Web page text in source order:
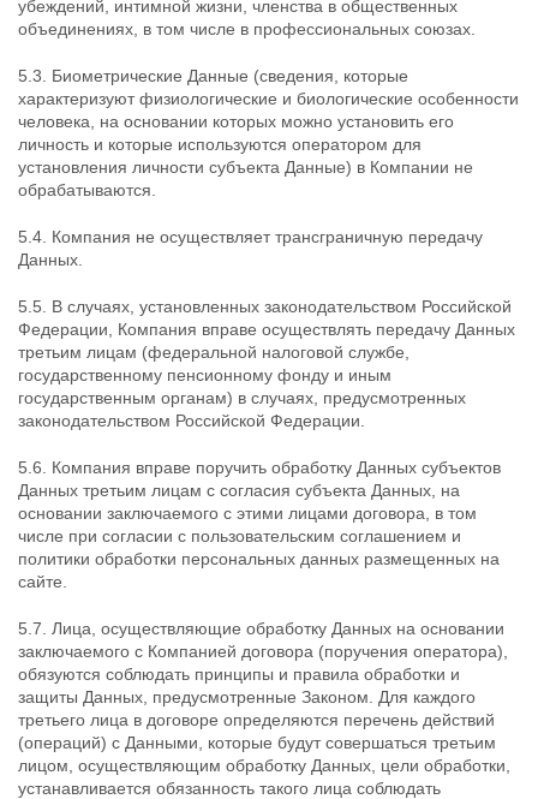
убеждений, интимной жизни, членства в общественных
объединениях, в том числе в профессиональных союзах.
5.3. Биометрические Данные (сведения, которые
характеризуют физиологические и биологические особенности
человека, на основании которых можно установить его
личность и которые используются оператором для
установления личности субъекта Данные) в Компании не
обрабатываются.
5.4. Компания не осуществляет трансграничную передачу
Данных.
5.5. В случаях, установленных законодательством Российской
Федерации, Компания вправе осуществлять передачу Данных
третьим лицам (федеральной налоговой службе,
государственному пенсионному фонду и иным
государственным органам) в случаях, предусмотренных
законодательством Российской Федерации.
5.6. Компания вправе поручить обработку Данных субъектов
Данных третьим лицам с согласия субъекта Данных, на
основании заключаемого с этими лицами договора, в том
числе при согласии с пользовательским соглашением и
политики обработки персональных данных размещенных на
сайте.
5.7. Лица, осуществляющие обработку Данных на основании
заключаемого с Компанией договора (поручения оператора),
обязуются соблюдать принципы и правила обработки и
защиты Данных, предусмотренные Законом. Для каждого
третьего лица в договоре определяются перечень действий
(операций) с Данными, которые будут совершаться третьим
лицом, осуществляющим обработку Данных, цели обработки,
устанавливается обязанность такого лица соблюдать